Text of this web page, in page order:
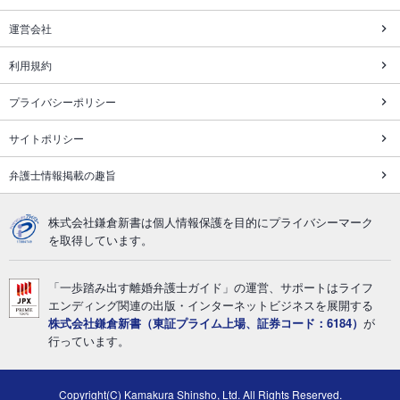
運営会社
利用規約
プライバシーポリシー
サイトポリシー
弁護士情報掲載の趣旨
株式会社鎌倉新書は個人情報保護を目的にプライバシーマーク
を取得しています。
「一歩踏み出す離婚弁護士ガイド」の運営、サポートはライフ
エンディング関連の出版・インターネットビジネスを展開する
株式会社鎌倉新書（東証プライム上場、証券コード：6184） が
行っています。
Copyright(C) Kamakura Shinsho, Ltd. All Rights Reserved.